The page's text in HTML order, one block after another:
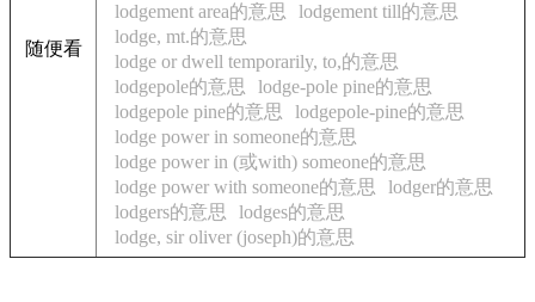
随便看
lodgement area的意思
lodgement till的意思
lodge, mt.的意思
lodge or dwell temporarily, to,的意思
lodgepole的意思
lodge-pole pine的意思
lodgepole pine的意思
lodgepole-pine的意思
lodge power in someone的意思
lodge power in (或with) someone的意思
lodge power with someone的意思
lodger的意思
lodgers的意思
lodges的意思
lodge, sir oliver (joseph)的意思